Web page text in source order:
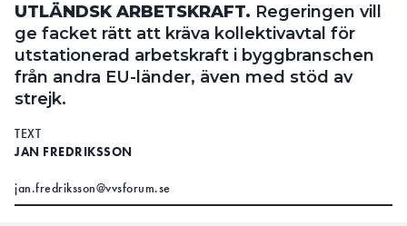
UTLÄNDSK ARBETSKRAFT. Regeringen vill
ge facket rätt att kräva kollektivavtal för
utstationerad arbetskraft i byggbranschen
från andra EU-länder, även med stöd av
strejk.
TEXT
JAN FREDRIKSSON
jan.fredriksson@vvsforum.se